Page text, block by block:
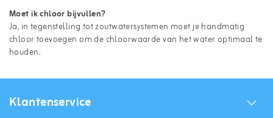
Moet ik chloor bijvullen?
Ja, in tegenstelling tot zoutwatersystemen moet je handmatig
chloor toevoegen om de chloorwaarde van het water optimaal te
houden.
Klantenservice